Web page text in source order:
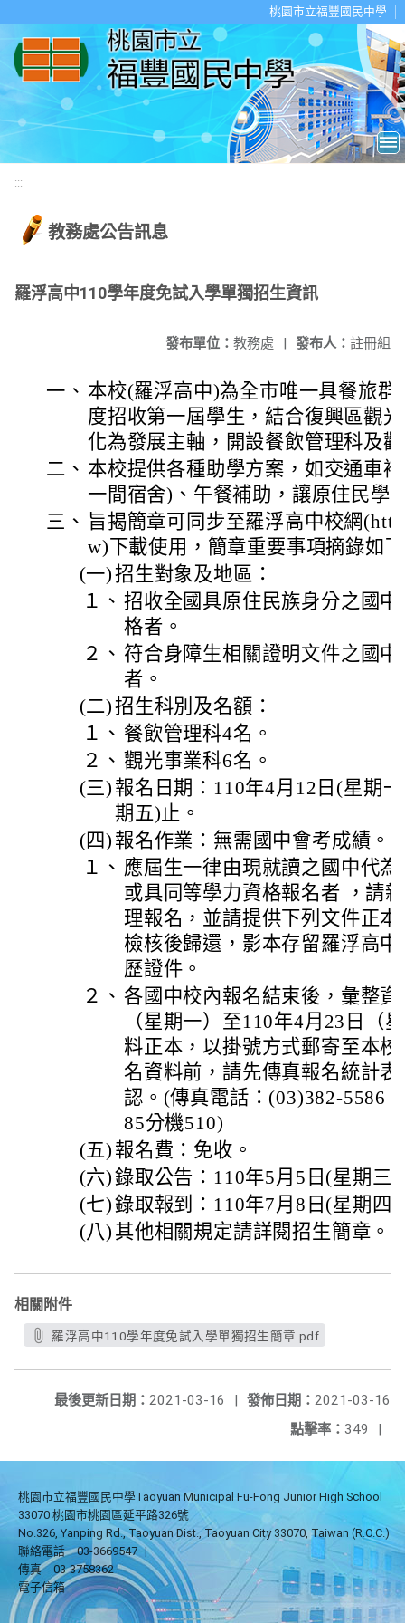
桃園市立福豐國民中學
:::
教務處公告訊息
羅浮高中110學年度免試入學單獨招生資訊
發布人： 註冊組
發布單位： 教務處 |
一、 本校(羅浮高中)為全市唯一具餐旅
度招收第一屆學生，結合復興區觀
化為發展主軸，開設餐飲管理科及
二、 本校提供各種助學方案，如交通車
一間宿舍)、午餐補助，讓原住民學
三、 旨揭簡章可同步至羅浮高中校網
w)下載使用，簡章重要事項摘錄如
(一)招生對象及地區：
１、 招收全國具原住民族身分之國
格者。
２、 符合身障生相關證明文件之國
者。
(二)招生科別及名額：
１、 餐飲管理科4名。
２、 觀光事業科6名。
(三) 報名日期：110年4月12日(星期
期五)止。
(四) 報名作業：無需國中會考成績。
１、 應屆生一律由現就讀之國中代
或具同等學力資格報名者 ，請
理報名，並請提供下列文件正
檢核後歸還，影本存留羅浮高
歷證件。
２、 各國中校內報名結束後，彙整
（星期一）至110年4月23日（
料正本，以掛號方式郵寄至本
名資料前，請先傳真報名統計
認。(傳真電話：(03)382-5586
85分機510)
(五) 報名費：免收。
(六)錄取公告：110年5月5日(星期三)
(七)錄取報到：110年7月8日(星期四
(八) 其他相關規定請詳閱招生簡章。
相關附件
羅浮高中110學年度免試入學單獨招生簡章.pdf
發佈日期： 2021-03-16
最後更新日期： 2021-03-16
|
點擊率： 349 |
桃園市立福豐國民中學Taoyuan Municipal Fu-Fong Junior High School
33070 桃園市桃園區延平路326號
No.326, Yanping Rd., Taoyuan Dist., Taoyuan City 33070, Taiwan (R.O.C.)
聯絡電話
03-3669547 |
傳真
03-3758362
電子信箱